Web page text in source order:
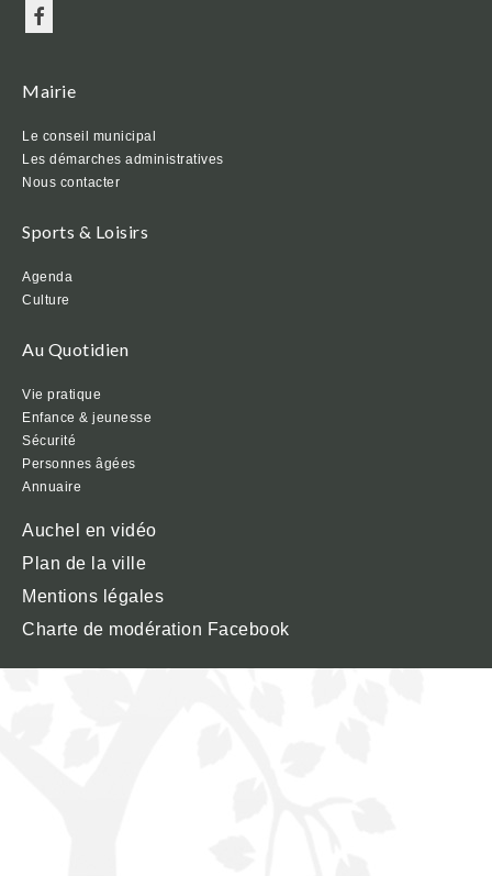
Mairie
Le conseil municipal
Les démarches administratives
Nous contacter
Sports & Loisirs
Agenda
Culture
Au Quotidien
Vie pratique
Enfance & jeunesse
Sécurité
Personnes âgées
Annuaire
Auchel en vidéo
Plan de la ville
Mentions légales
Charte de modération Facebook